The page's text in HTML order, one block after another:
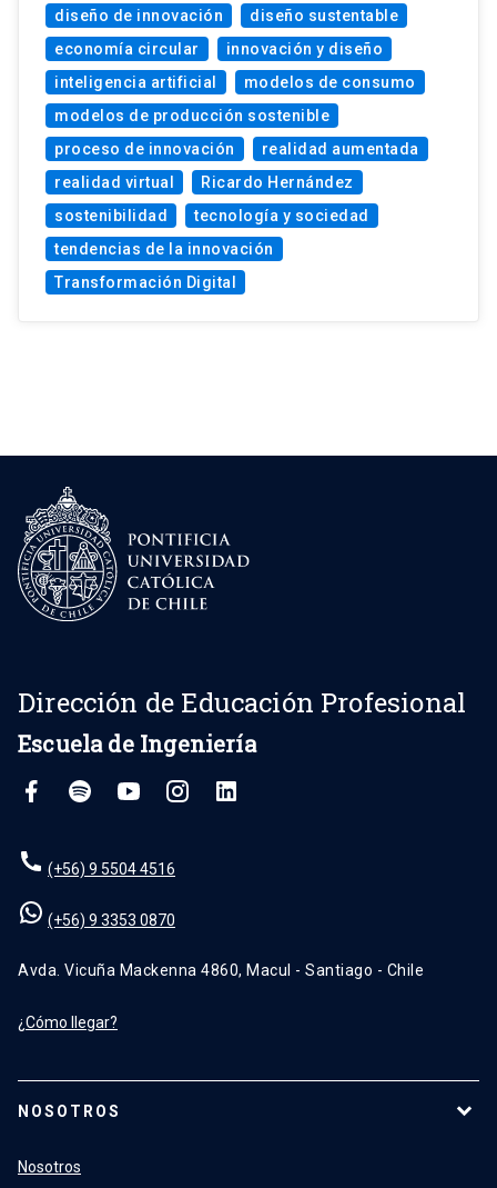
diseño de innovación
diseño sustentable
economía circular
innovación y diseño
inteligencia artificial
modelos de consumo
modelos de producción sostenible
proceso de innovación
realidad aumentada
realidad virtual
Ricardo Hernández
sostenibilidad
tecnología y sociedad
tendencias de la innovación
Transformación Digital
Dirección de Educación Profesional
Escuela de Ingeniería
(+56) 9 5504 4516
(+56) 9 3353 0870
Avda. Vicuña Mackenna 4860, Macul - Santiago - Chile
¿Cómo llegar?
NOSOTROS
Nosotros